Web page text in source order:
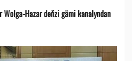
Hazar deňzi gämi kanalyndan